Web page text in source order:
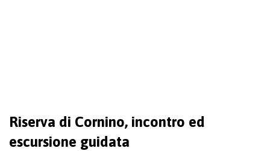
Riserva di Cornino, incontro ed
escursione guidata